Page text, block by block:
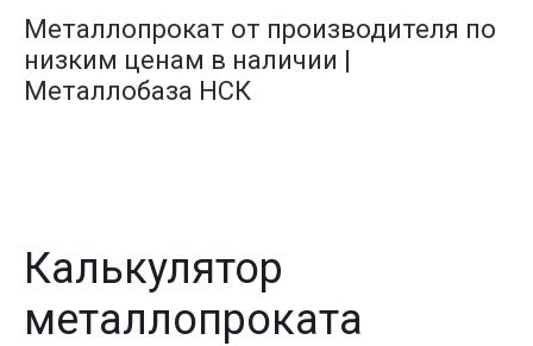
Металлопрокат от производителя по
низким ценам в наличии |
Металлобаза НСК
Калькулятор
металлопроката